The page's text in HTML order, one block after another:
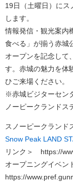
19日（土曜日）にス
します。
情報発信・観光案内
食べる」が揃う赤城
オープンを記念して
す。赤城の魅力を体
ひご来場ください。
​※赤城ビジターセン
ノーピークランドス
スノーピークラン
Snow Peak LAND
リンク＞
https://
オープニングイベ
https://